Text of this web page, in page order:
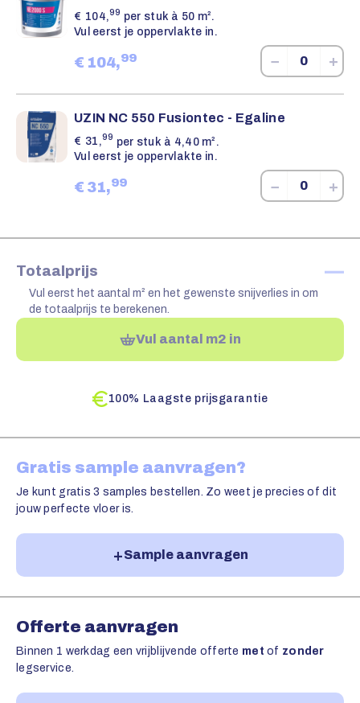
€ 104,99 per stuk à 50 m².
Vul eerst je oppervlakte in.
€ 104,99 − +
UZIN NC 550 Fusiontec - Egaline
€ 31,99 per stuk à 4,40 m².
Vul eerst je oppervlakte in.
€ 31,99 − +
Totaalprijs —
Vul eerst het aantal m² en het gewenste snijverlies in om
de totaalprijs te berekenen.
Vul aantal m2 in
100% Laagste prijsgarantie
Gratis sample aanvragen?
Je kunt gratis 3 samples bestellen. Zo weet je precies of dit
jouw perfecte vloer is.
Sample aanvragen
Offerte aanvragen
Binnen 1 werkdag een vrijblijvende offerte met of zonder
legservice.